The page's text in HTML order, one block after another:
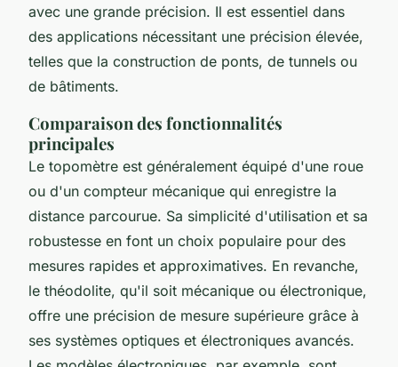
avec une grande précision. Il est essentiel dans
des applications nécessitant une précision élevée,
telles que la construction de ponts, de tunnels ou
de bâtiments.
Comparaison des fonctionnalités
principales
Le topomètre est généralement équipé d'une roue
ou d'un compteur mécanique qui enregistre la
distance parcourue. Sa simplicité d'utilisation et sa
robustesse en font un choix populaire pour des
mesures rapides et approximatives. En revanche,
le théodolite, qu'il soit mécanique ou électronique,
offre une précision de mesure supérieure grâce à
ses systèmes optiques et électroniques avancés.